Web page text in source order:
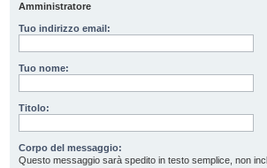
Amministratore
Tuo indirizzo email:
Tuo nome:
Titolo:
Corpo del messaggio:
Questo messaggio sarà spedito in testo semplice, non